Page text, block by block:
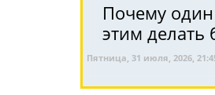
Почему один
этим делать
Пятница, 31 июля, 2026,